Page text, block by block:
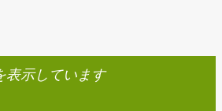
表示しています